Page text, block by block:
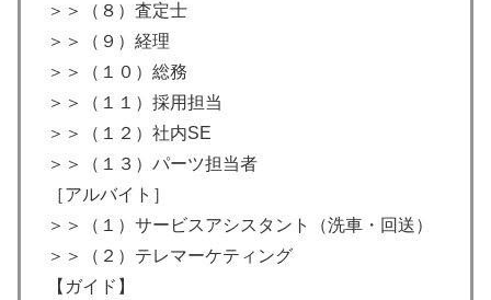
＞＞（８）査定士
＞＞（９）経理
＞＞（１０）総務
＞＞（１１）採用担当
＞＞（１２）社内SE
＞＞（１３）パーツ担当者
［アルバイト］
＞＞（１）サービスアシスタント（洗車・回送）
＞＞（２）テレマーケティング
【ガイド】